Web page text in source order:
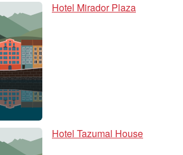
Hotel Mirador Plaza
Hotel Tazumal House